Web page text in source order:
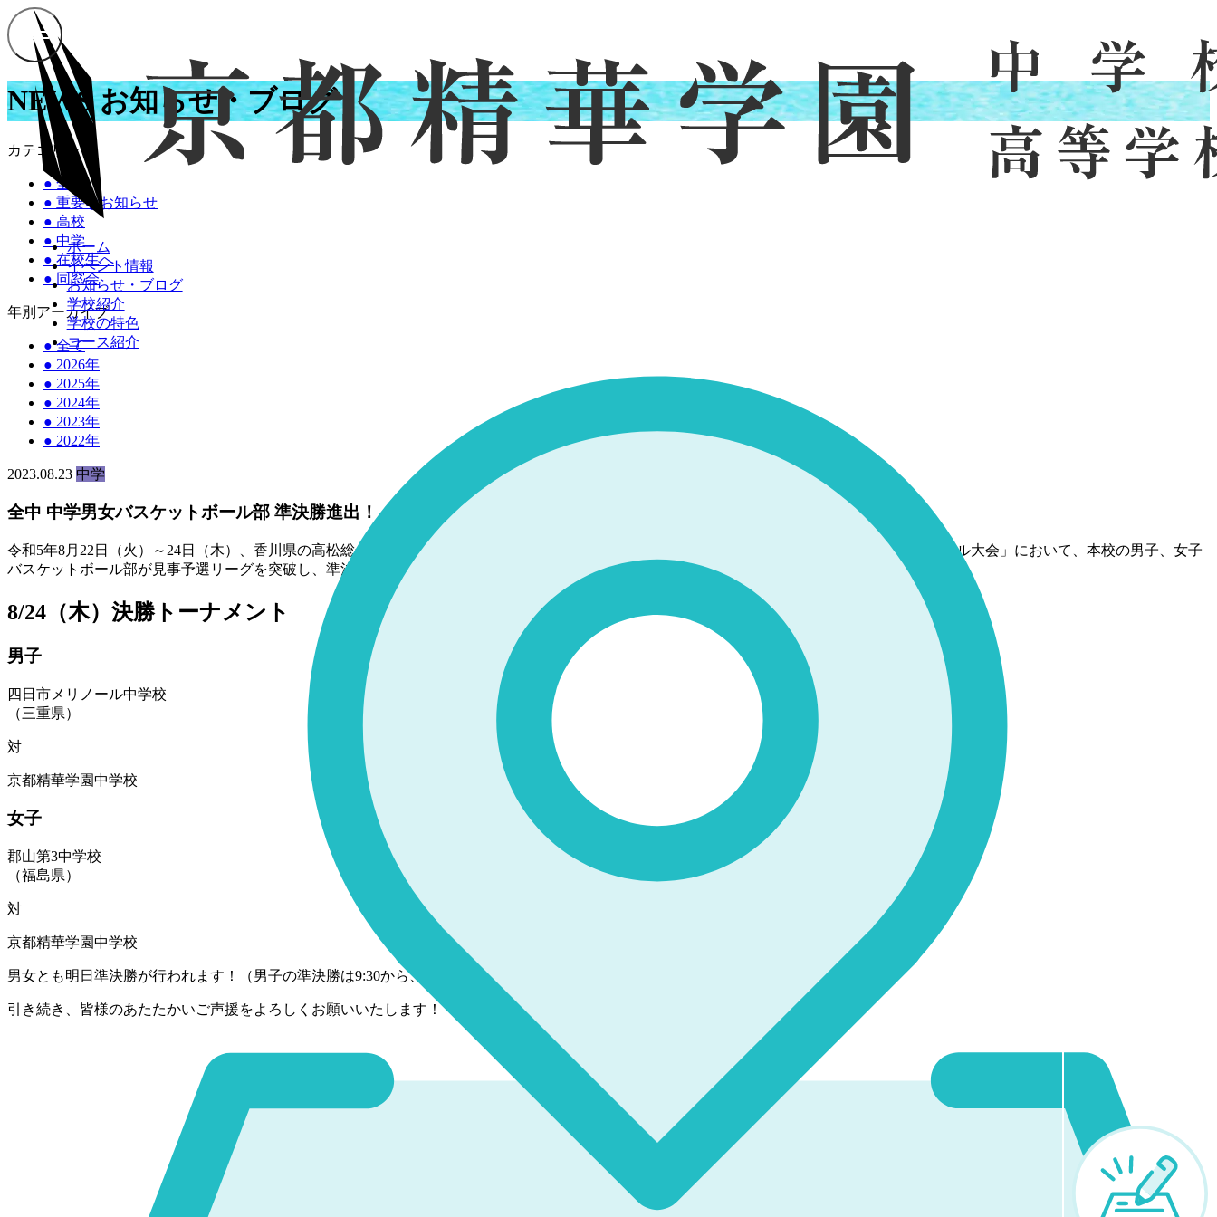
ホーム
イベント情報
お知らせ・ブログ
学校紹介
学校の特色
コース紹介
NEWS お知らせ・ブログ
カテゴリー
●全て
● 重要なお知らせ
● 高校
● 中学
● 在校生へ
● 同窓会
年別アーカイブ
●全て
● 2026年
● 2025年
● 2024年
● 2023年
● 2022年
2023.08.23 中学
全中 中学男女バスケットボール部 準決勝進出！
令和5年8月22日（火）～24日（木）、香川県の高松総合体育館で行われている「令和5年度全国中学校体育大会 第53回全国中学校バスケットボール大会」において、本校の男子、女子
バスケットボール部が見事予選リーグを突破し、準決勝進出となりました！
8/24（木）決勝トーナメント
男子
四日市メリノール中学校
（三重県）
対
京都精華学園中学校
女子
郡山第3中学校
（福島県）
対
京都精華学園中学校
男女とも明日準決勝が行われます！（男子の準決勝は9:30から、女子の準決勝は10:50からです）
引き続き、皆様のあたたかいご声援をよろしくお願いいたします！